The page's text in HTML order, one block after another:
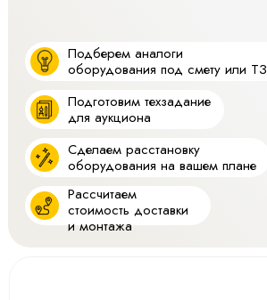
Подберем аналоги
оборудования под смету или ТЗ
Подготовим техзадание
для аукциона
Сделаем расстановку
оборудования на вашем плане
Рассчитаем
стоимость доставки
и монтажа